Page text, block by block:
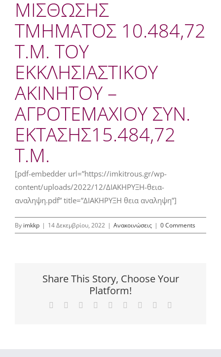
ΜΙΣΘΩΣΗΣ
ΤΜΗΜΑΤΟΣ 10.484,72
Τ.Μ. ΤΟΥ
ΕΚΚΛΗΣΙΑΣΤΙΚΟΥ
ΑΚΙΝΗΤΟΥ –
ΑΓΡΟΤΕΜΑΧΙΟΥ ΣΥΝ.
ΕΚΤΑΣΗΣ15.484,72
Τ.Μ.
[pdf-embedder url=”https://imkitrous.gr/wp-
content/uploads/2022/12/ΔΙΑΚΗΡΥΞΗ-θεια-
αναληψη.pdf” title=”ΔΙΑΚΗΡΥΞΗ θεια αναληψη”]
By imkkp | 14 Δεκεμβρίου, 2022 | Ανακοινώσεις | 0 Comments
Share This Story, Choose Your
Platform!
Facebook Reddit LinkedInWhatsApp
TumblrPinterest